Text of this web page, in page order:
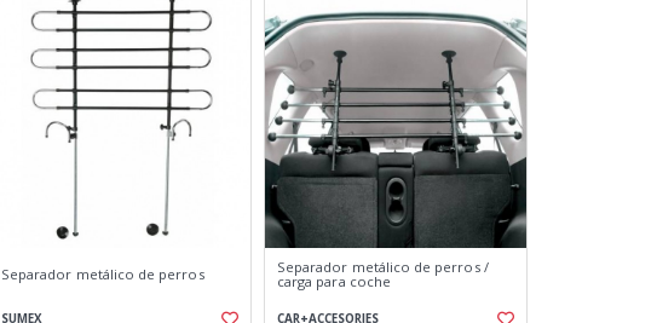
Separador metálico de perros
SUMEX
Separador metálico de perros /
carga para coche
CAR+ACCESORIES